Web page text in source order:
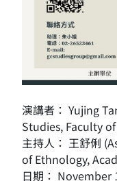
演講者： Yujing
Studies, Faculty
主持人： 王舒俐
of Ethnology,
日期： November